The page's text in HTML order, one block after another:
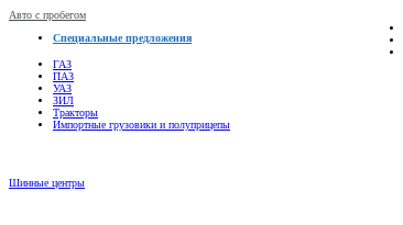
Авто с пробегом
Специальные предложения
ГАЗ
ПАЗ
УАЗ
ЗИЛ
Тракторы
Импортные грузовики и полуприцепы
Шинные центры